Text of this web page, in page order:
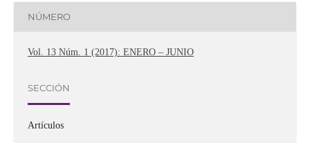
NÚMERO
Vol. 13 Núm. 1 (2017): ENERO – JUNIO
SECCIÓN
Artículos